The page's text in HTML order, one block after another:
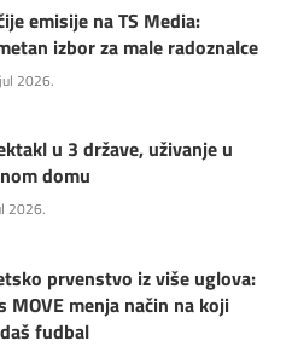
emisije na TS Media:
izbor za male radoznalce
2026.
u 3 države, uživanje u
domu
2026.
prvenstvo iz više uglova:
MOVE menja način na koji
fudbal